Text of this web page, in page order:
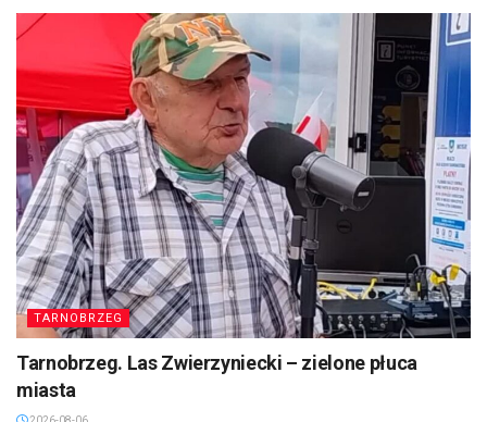
TARNOBRZEG
Tarnobrzeg. Las Zwierzyniecki – zielone płuca
miasta